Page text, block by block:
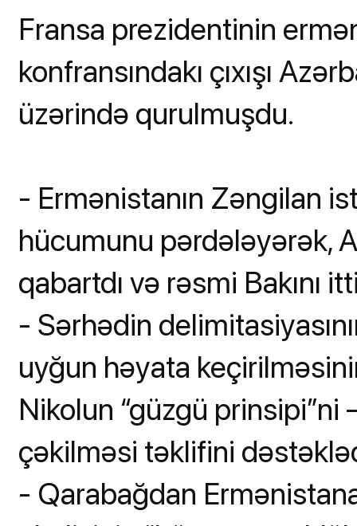
Fransa prezidentinin
konfransındakı çıxışı
üzərində qurulmuşdu.
- Ermənistanın Zəngilan
hücumunu pərdələyərək,
qabartdı və rəsmi Bakını
- Sərhədin
uyğun həyata
Nikolun “güzgü prinsipi”ni
çəkilməsi təklifini
- Qarabağdan